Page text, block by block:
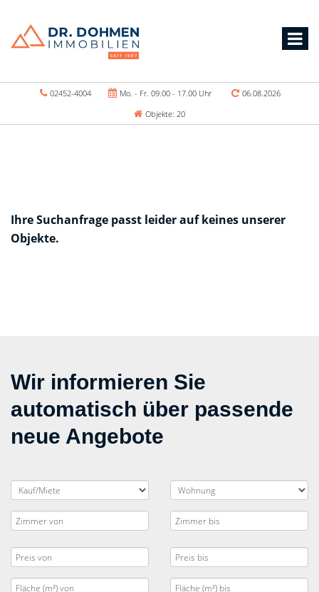
02452-4004 Mo. - Fr. 09.00 - 17.00 Uhr
06.08.2026
Objekte: 20
Ihre Suchanfrage passt leider auf keines unserer
Objekte.
Wir informieren Sie
automatisch über passende
neue Angebote